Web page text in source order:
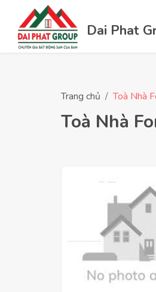
Dai Phat
Trang chủ Toà Nhà
Toà Nhà